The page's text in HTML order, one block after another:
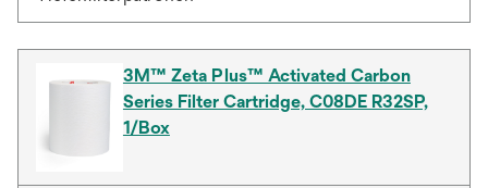
3M™ Zeta Plus™ Activated Carbon
Series Filter Cartridge, C08DE R32SP,
1/Box